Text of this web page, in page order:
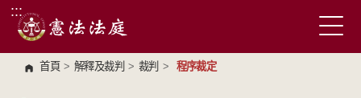
跳到主要內容區塊
:::
首頁 > 解釋及裁判 > 裁判 > 程序裁定